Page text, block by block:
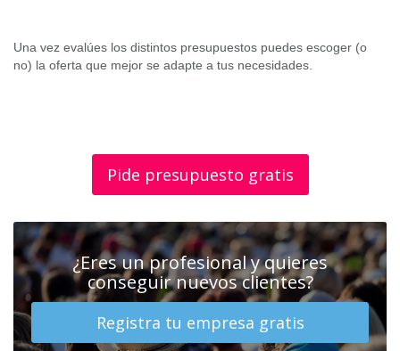
Una vez evalúes los distintos presupuestos puedes escoger (o
no) la oferta que mejor se adapte a tus necesidades.
Pide presupuesto gratis
¿Eres un profesional y quieres
conseguir nuevos clientes?
Registra tu empresa gratis